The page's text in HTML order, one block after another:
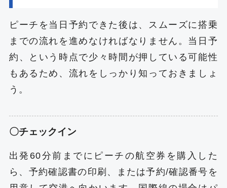
ピーチを当日予約できた後は、スムーズに搭乗
までの流れを進めなければなりません。当日予
約、という時点で少々時間が押している可能性
もあるため、流れをしっかり知っておきましょ
う。
〇チェックイン
出発60分前までにピーチの航空券を購入した
ら、予約確認書の印刷、または予約/確認番号を